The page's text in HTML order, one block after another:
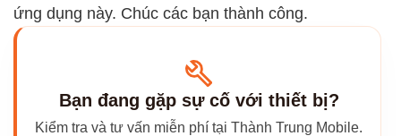
ứng dụng này. Chúc các bạn thành công.
Bạn đang gặp sự cố với thiết bị?
Kiểm tra và tư vấn miễn phí tại Thành Trung Mobile.